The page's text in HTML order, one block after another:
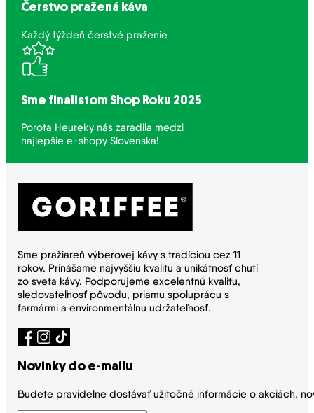
Čerstvo pražená káva
Každý týždeň čerstvé praženie
Sme finalistom Shop Roku 2025
Porota Heureky nás zaradila medzi
najlepšie e-shopy Slovenska!
Sme pražiareň výberovej kávy s tradíciou cez 11
rokov. Prinášame najvyššiu kvalitu a unikátnosť chutí
zo sveta kávy. Podporujeme excelentnú kvalitu,
sledovateľnosť pôvodu, priamu spoluprácu s
farmármi a environmentálnu udržateľnosť.
Novinky do e-mailu
Budete pravidelne dostávať užitočné informácie o akciách,